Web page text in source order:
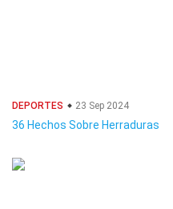
DEPORTES 23 Sep 2024
36 Hechos Sobre Herraduras